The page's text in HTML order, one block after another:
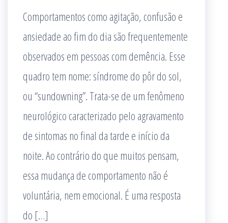
Comportamentos como agitação, confusão e
ansiedade ao fim do dia são frequentemente
observados em pessoas com demência. Esse
quadro tem nome: síndrome do pôr do sol,
ou “sundowning”. Trata-se de um fenômeno
neurológico caracterizado pelo agravamento
de sintomas no final da tarde e início da
noite. Ao contrário do que muitos pensam,
essa mudança de comportamento não é
voluntária, nem emocional. É uma resposta
do […]